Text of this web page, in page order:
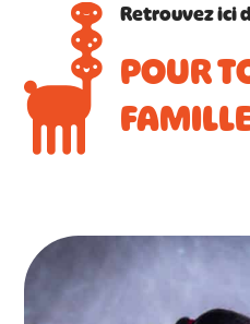
Retrouvez ici
POUR